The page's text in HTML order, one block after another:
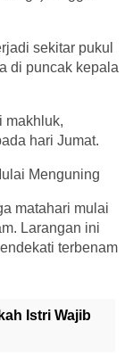
sekitar pukul
di puncak kepala
makhluk,
hari Jumat.
Menguning
matahari mulai
Larangan ini
terbenam
Istri Wajib